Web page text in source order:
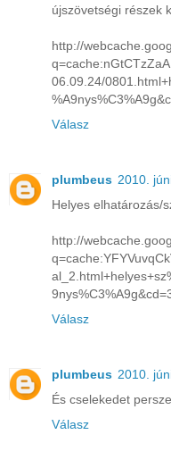
újszövetségi részek
http://
06.09.24/
Válasz
plumbeus 2010.
Helyes elhatározás/
http://
Válasz
plumbeus 2010.
És cselekedet persze
Válasz